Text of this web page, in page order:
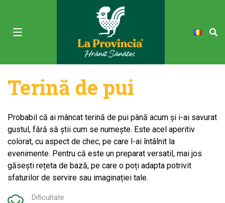
Terină de pui
Probabil că ai mâncat terină de pui până acum și i-ai savurat
gustul, fără să știi cum se numește. Este acel aperitiv
colorat, cu aspect de chec, pe care l-ai întâlnit la
evenimente. Pentru că este un preparat versatil, mai jos
găsești rețeta de bază, pe care o poți adapta potrivit
sfaturilor de servire sau imaginației tale.
Dificultate